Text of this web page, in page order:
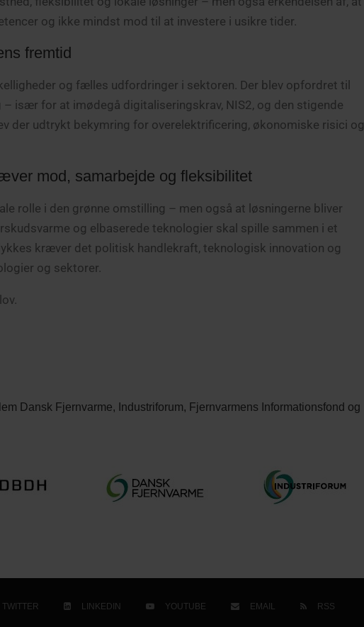
og ikke mindst mod til at investere i usikre tider.
fremtid
og fælles udfordringer i sektoren. Der blev opfordret til
især for at imødegå digitaliseringskrav, NIS2, og den stigende
der udtrykt bekymring for overelektrificering, økonomiske risici og
mod, samarbejde og fleksibilitet
rolle i den grønne omstilling – men også at løsningerne bliver
og elbaserede teknologier skal spille sammen i et
kræver det politisk handlekraft, teknologisk innovation og
og sektorer.
Dansk Fjernvarme, Industriforum, Fjernvarmens Informationsfond og
TWITTER LINKEDIN YOUTUBE EMAIL RSS